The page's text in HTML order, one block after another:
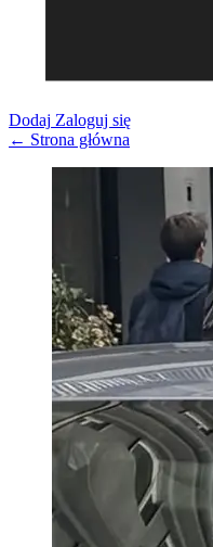
Dodaj Zaloguj się
← Strona główna